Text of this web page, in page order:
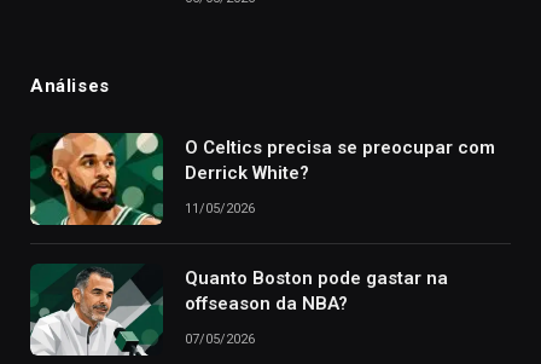
Análises
O Celtics precisa se preocupar com
Derrick White?
11/05/2026
Quanto Boston pode gastar na
offseason da NBA?
07/05/2026